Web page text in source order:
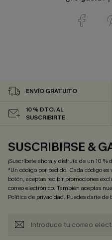
ENVÍO GRATUITO
10 % DTO. AL
SUSCRIBIRTE
SUSCRIBIRSE &
¡Suscríbete ahora y disfruta de un 10
*Un código por pedido. Cada código
botón, aceptas recibir promociones
correo electrónico. También aceptas
Política de privacidad. Puedes darte